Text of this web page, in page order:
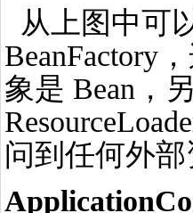
从上图中可
BeanFactory
象是 Bean，
问到任何外